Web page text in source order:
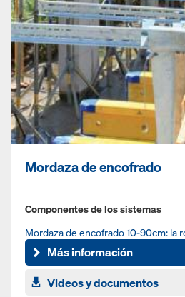
Mordaza de encofrado
Componentes de los sistemas
Mordaza de encofrado 10-90cm: la
cimentación para el uso diario en la
Más información
Videos y documentos